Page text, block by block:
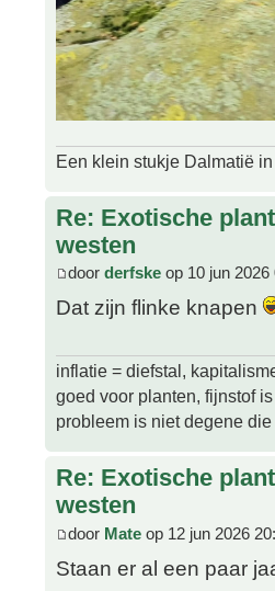
Een klein stukje Dalmatië
Re: Exotische
westen
door derfske op 10 jun 2026
Dat zijn flinke knapen
inflatie = diefstal,
goed voor planten, fijnstof
probleem is niet degene
Re: Exotische
westen
door Mate op 12 jun 2026
Staan er al een paar